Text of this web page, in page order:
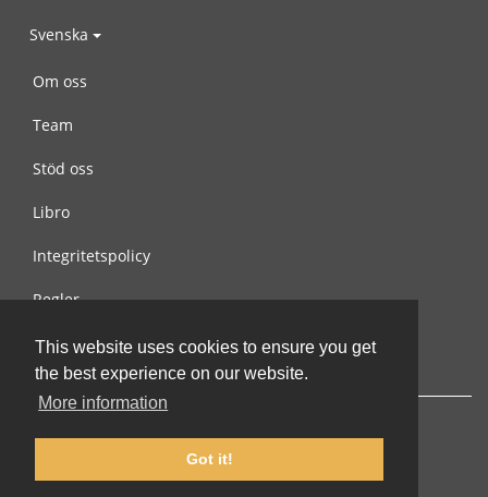
This website uses cookies to ensure you get
the best experience on our website.
More information
Got it!
Svenska
Om oss
Team
Stöd oss
Libro
Integritetspolicy
Regler
Kontakta oss
© 2002-2026 lernu.net |Impressum